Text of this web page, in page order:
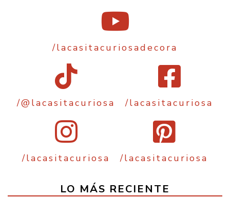
/lacasitacuriosadecora
/@lacasitacuriosa /lacasitacuriosa
/lacasitacuriosa /lacasitacuriosa
LO MÁS RECIENTE